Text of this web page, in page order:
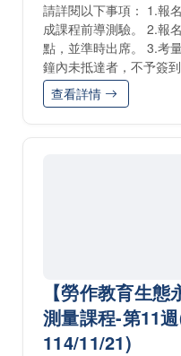
請詳閱以下事項： 1.報
成課程前導測驗。 2.報
點，並準時出席。 3.考
鐘內未抵達者，不予簽
查看詳情
【勞作教育生
測量課程-第11
114/11/21)